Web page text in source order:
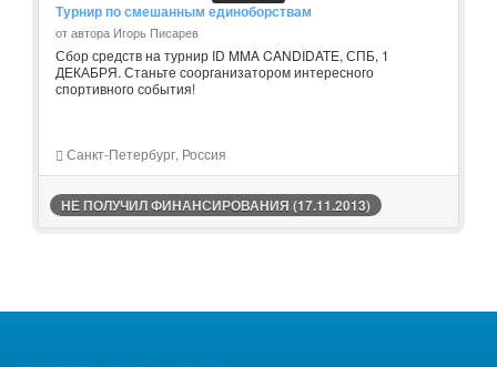
Турнир по смешанным единоборствам
от автора Игорь Писарев
Сбор средств на турнир ID MMA CANDIDATE, СПБ, 1
ДЕКАБРЯ. Станьте соорганизатором интересного
спортивного события!
Санкт-Петербург, Россия
НЕ ПОЛУЧИЛ ФИНАНСИРОВАНИЯ (17.11.2013)